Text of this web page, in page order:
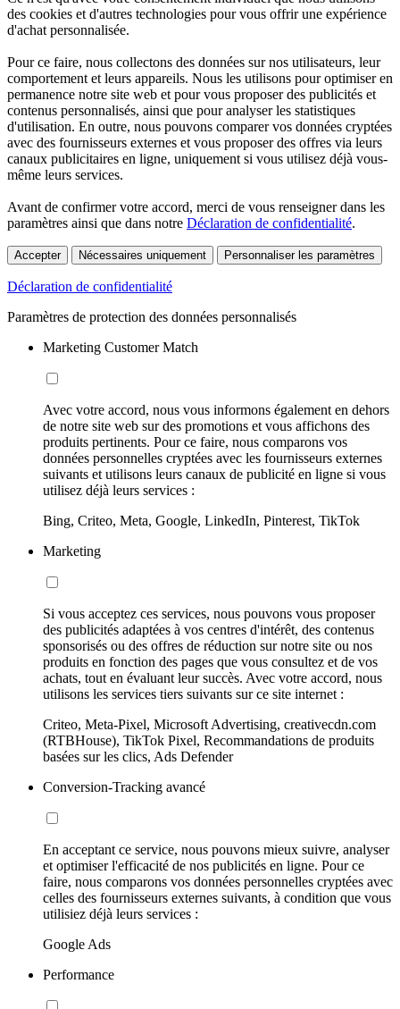
des cookies et d'autres technologies pour vous offrir une expérience
d'achat personnalisée.
Pour ce faire, nous collectons des données sur nos utilisateurs, leur
comportement et leurs appareils. Nous les utilisons pour optimiser en
permanence notre site web et pour vous proposer des publicités et
contenus personnalisés, ainsi que pour analyser les statistiques
d'utilisation. En outre, nous pouvons comparer vos données cryptées
avec des fournisseurs externes et vous proposer des offres via leurs
canaux publicitaires en ligne, uniquement si vous utilisez déjà vous-
même leurs services.
Avant de confirmer votre accord, merci de vous renseigner dans les
paramètres ainsi que dans notre Déclaration de confidentialité.
Accepter Nécessaires uniquement Personnaliser les paramètres
Déclaration de confidentialité
Paramètres de protection des données personnalisés
Marketing Customer Match
Avec votre accord, nous vous informons également en dehors
de notre site web sur des promotions et vous affichons des
produits pertinents. Pour ce faire, nous comparons vos
données personnelles cryptées avec les fournisseurs externes
suivants et utilisons leurs canaux de publicité en ligne si vous
utilisez déjà leurs services :
Bing, Criteo, Meta, Google, LinkedIn, Pinterest, TikTok
Marketing
Si vous acceptez ces services, nous pouvons vous proposer
des publicités adaptées à vos centres d'intérêt, des contenus
sponsorisés ou des offres de réduction sur notre site ou nos
produits en fonction des pages que vous consultez et de vos
achats, tout en évaluant leur succès. Avec votre accord, nous
utilisons les services tiers suivants sur ce site internet :
Criteo, Meta-Pixel, Microsoft Advertising, creativecdn.com
(RTBHouse), TikTok Pixel, Recommandations de produits
basées sur les clics, Ads Defender
Conversion-Tracking avancé
En acceptant ce service, nous pouvons mieux suivre, analyser
et optimiser l'efficacité de nos publicités en ligne. Pour ce
faire, nous comparons vos données personnelles cryptées avec
celles des fournisseurs externes suivants, à condition que vous
utilisiez déjà leurs services :
Google Ads
Performance